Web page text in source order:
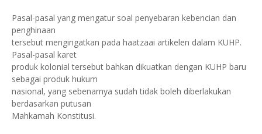
Pasal-pasal yang mengatur soal penyebaran kebencian dan
penghinaan
tersebut mengingatkan pada haatzaai artikelen dalam KUHP.
Pasal-pasal karet
produk kolonial tersebut bahkan dikuatkan dengan KUHP baru
sebagai produk hukum
nasional, yang sebenarnya sudah tidak boleh diberlakukan
berdasarkan putusan
Mahkamah Konstitusi.